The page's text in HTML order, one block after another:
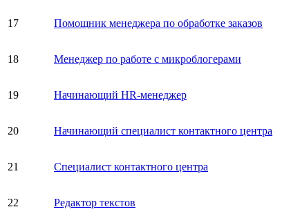
17 Помощник менеджера по обработке заказов
18 Менеджер по работе с микроблогерами
19 Начинающий HR-менеджер
20 Начинающий специалист контактного центра
21 Специалист контактного центра
22 Редактор текстов